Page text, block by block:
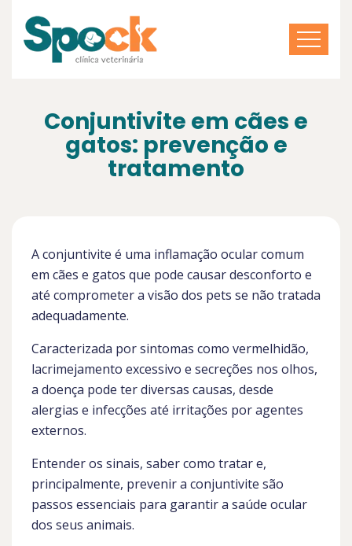
Conjuntivite em cães e
gatos: prevenção e
tratamento
A conjuntivite é uma inflamação ocular comum
em cães e gatos que pode causar desconforto e
até comprometer a visão dos pets se não tratada
adequadamente.
Caracterizada por sintomas como vermelhidão,
lacrimejamento excessivo e secreções nos olhos,
a doença pode ter diversas causas, desde
alergias e infecções até irritações por agentes
externos.
Entender os sinais, saber como tratar e,
principalmente, prevenir a conjuntivite são
passos essenciais para garantir a saúde ocular
dos seus animais.